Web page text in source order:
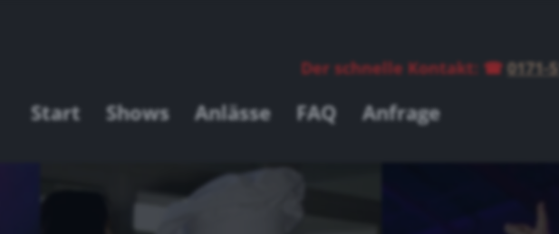
Der schnelle Kontakt: ☎ 0171-
Start Shows Anlässe FAQ Anfrage